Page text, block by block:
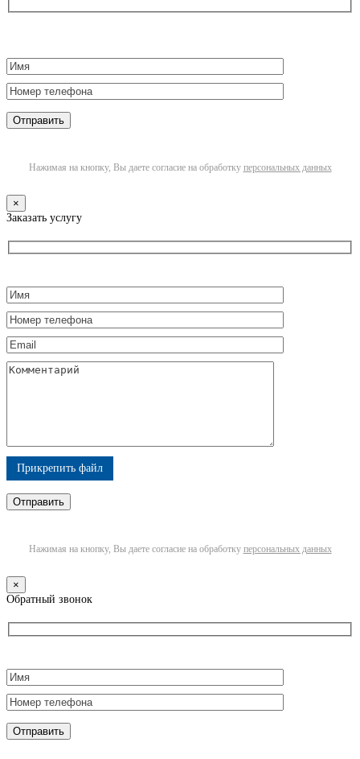
Нажимая на кнопку, Вы даете согласие на обработку персональных данных
×
Заказать услугу
Прикрепить файл
Нажимая на кнопку, Вы даете согласие на обработку персональных данных
×
Обратный звонок